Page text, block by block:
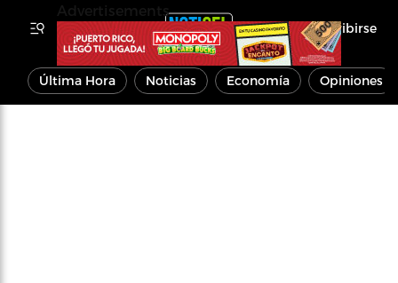
Inscribirse
Última Hora Noticias Economía Opiniones
Advertisements